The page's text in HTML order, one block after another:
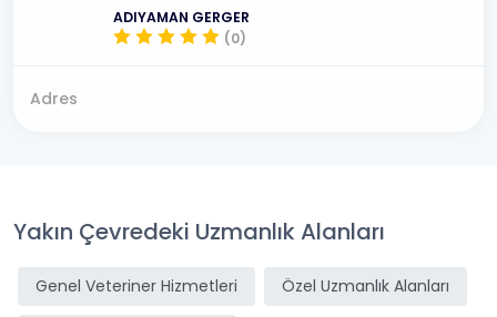
ADIYAMAN GERGER
(0)
Adres
Yakın Çevredeki Uzmanlık Alanları
Genel Veteriner Hizmetleri Özel Uzmanlık Alanları